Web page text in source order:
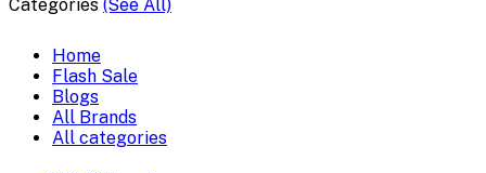
Categories (See All)
Home
Flash Sale
Blogs
All Brands
All categories